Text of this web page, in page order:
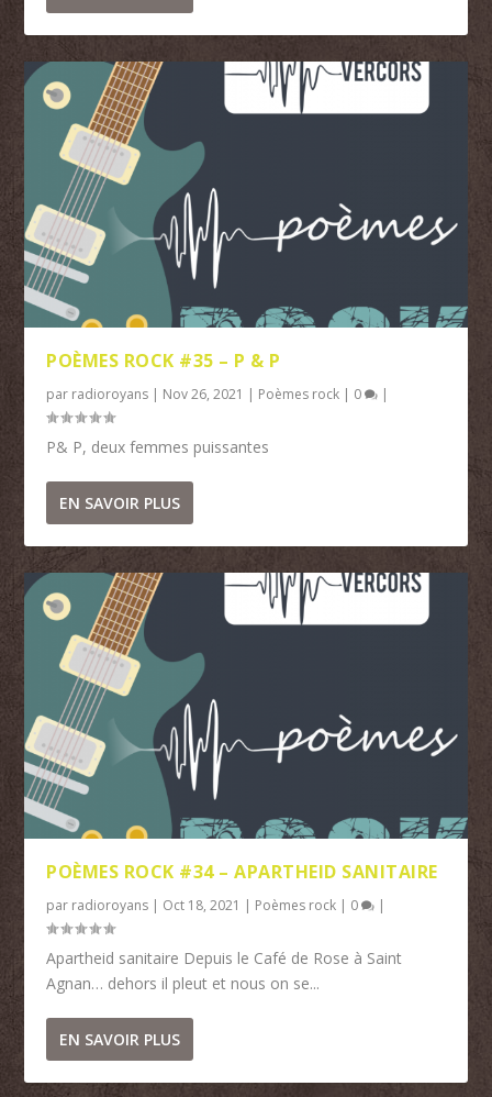
POÈMES ROCK #35 – P & P
par radioroyans | Nov 26, 2021 | Poèmes rock | 0 |
P& P, deux femmes puissantes
EN SAVOIR PLUS
POÈMES ROCK #34 – APARTHEID SANITAIRE
par radioroyans | Oct 18, 2021 | Poèmes rock | 0 |
Apartheid sanitaire Depuis le Café de Rose à Saint
Agnan… dehors il pleut et nous on se...
EN SAVOIR PLUS